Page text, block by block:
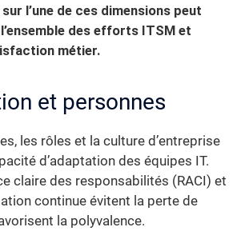
l’une de ces dimensions peut
des efforts ITSM et
métier.
et personnes
les rôles et la culture d’entreprise
d’adaptation des équipes IT.
claire des responsabilités (RACI) et
continue évitent la perte de
la polyvalence.